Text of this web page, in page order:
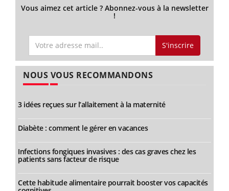
Vous aimez cet article ? Abonnez-vous à la newsletter
!
S'inscrire
NOUS VOUS RECOMMANDONS
3 idées reçues sur l’allaitement à la maternité
Diabète : comment le gérer en vacances
Infections fongiques invasives : des cas graves chez les
patients sans facteur de risque
Cette habitude alimentaire pourrait booster vos capacités